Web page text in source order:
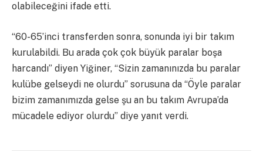
olabileceğini ifade etti.
“60-65’inci transferden sonra, sonunda iyi bir takım
kurulabildi. Bu arada çok çok büyük paralar boşa
harcandı” diyen Yiğiner, “Sizin zamanınızda bu paralar
kulübe gelseydi ne olurdu” sorusuna da “Öyle paralar
bizim zamanımızda gelse şu an bu takım Avrupa’da
mücadele ediyor olurdu” diye yanıt verdi.